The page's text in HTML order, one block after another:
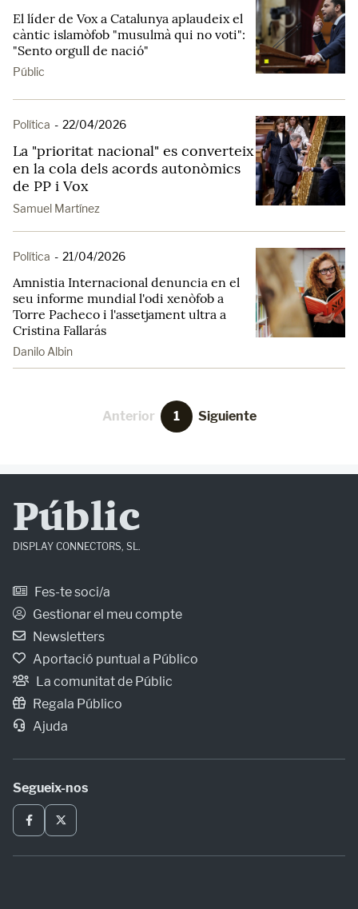
El líder de Vox a Catalunya aplaudeix el
càntic islamòfob "musulmà qui no voti":
"Sento orgull de nació"
Públic
Política - 22/04/2026
La "prioritat nacional" es converteix
en la cola dels acords autonòmics
de PP i Vox
Samuel Martínez
Política - 21/04/2026
Amnistia Internacional denuncia en el
seu informe mundial l'odi xenòfob a
Torre Pacheco i l'assetjament ultra a
Cristina Fallarás
Danilo Albin
Anterior 1 Siguiente
Públic
DISPLAY CONNECTORS, SL.
Fes-te soci/a
Gestionar el meu compte
Newsletters
Aportació puntual a Público
La comunitat de Públic
Regala Público
Ajuda
Segueix-nos